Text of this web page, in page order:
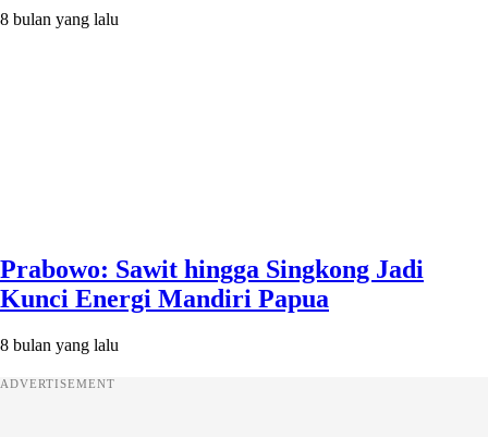
8 bulan yang lalu
Prabowo: Sawit hingga Singkong Jadi
Kunci Energi Mandiri Papua
8 bulan yang lalu
ADVERTISEMENT